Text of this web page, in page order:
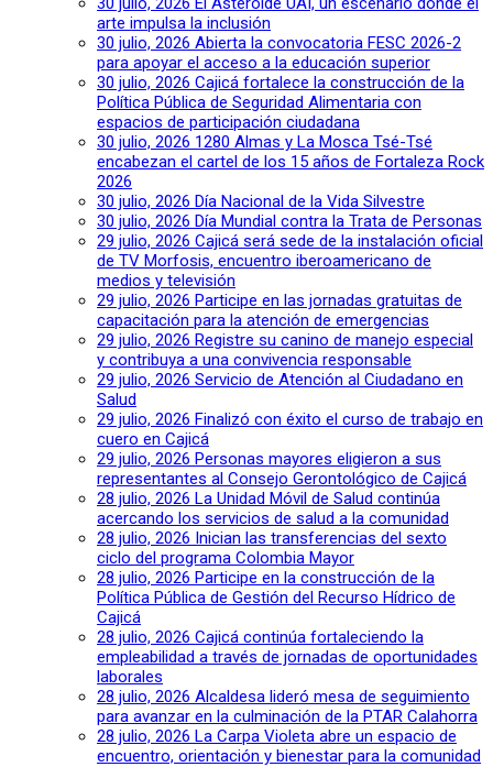
arte impulsa la inclusión
30 julio, 2026 Abierta la convocatoria FESC 2026-2
para apoyar el acceso a la educación superior
30 julio, 2026 Cajicá fortalece la construcción de la
Política Pública de Seguridad Alimentaria con
espacios de participación ciudadana
30 julio, 2026 1280 Almas y La Mosca Tsé-Tsé
encabezan el cartel de los 15 años de Fortaleza Rock
2026
30 julio, 2026 Día Nacional de la Vida Silvestre
30 julio, 2026 Día Mundial contra la Trata de Personas
29 julio, 2026 Cajicá será sede de la instalación oficial
de TV Morfosis, encuentro iberoamericano de
medios y televisión
29 julio, 2026 Participe en las jornadas gratuitas de
capacitación para la atención de emergencias
29 julio, 2026 Registre su canino de manejo especial
y contribuya a una convivencia responsable
29 julio, 2026 Servicio de Atención al Ciudadano en
Salud
29 julio, 2026 Finalizó con éxito el curso de trabajo en
cuero en Cajicá
29 julio, 2026 Personas mayores eligieron a sus
representantes al Consejo Gerontológico de Cajicá
28 julio, 2026 La Unidad Móvil de Salud continúa
acercando los servicios de salud a la comunidad
28 julio, 2026 Inician las transferencias del sexto
ciclo del programa Colombia Mayor
28 julio, 2026 Participe en la construcción de la
Política Pública de Gestión del Recurso Hídrico de
Cajicá
28 julio, 2026 Cajicá continúa fortaleciendo la
empleabilidad a través de jornadas de oportunidades
laborales
28 julio, 2026 Alcaldesa lideró mesa de seguimiento
para avanzar en la culminación de la PTAR Calahorra
28 julio, 2026 La Carpa Violeta abre un espacio de
encuentro, orientación y bienestar para la comunidad